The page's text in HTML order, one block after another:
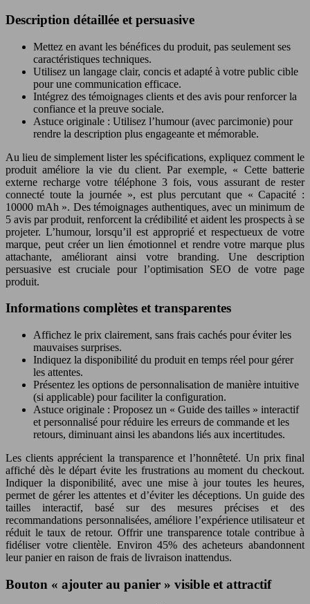
Description détaillée et persuasive
Mettez en avant les bénéfices du produit, pas seulement ses
caractéristiques techniques.
Utilisez un langage clair, concis et adapté à votre public cible
pour une communication efficace.
Intégrez des témoignages clients et des avis pour renforcer la
confiance et la preuve sociale.
Astuce originale : Utilisez l’humour (avec parcimonie) pour
rendre la description plus engageante et mémorable.
Au lieu de simplement lister les spécifications, expliquez comment le
produit améliore la vie du client. Par exemple, « Cette batterie
externe recharge votre téléphone 3 fois, vous assurant de rester
connecté toute la journée », est plus percutant que « Capacité :
10000 mAh ». Des témoignages authentiques, avec un minimum de
5 avis par produit, renforcent la crédibilité et aident les prospects à se
projeter. L’humour, lorsqu’il est approprié et respectueux de votre
marque, peut créer un lien émotionnel et rendre votre marque plus
attachante, améliorant ainsi votre branding. Une description
persuasive est cruciale pour l’optimisation SEO de votre page
produit.
Informations complètes et transparentes
Affichez le prix clairement, sans frais cachés pour éviter les
mauvaises surprises.
Indiquez la disponibilité du produit en temps réel pour gérer
les attentes.
Présentez les options de personnalisation de manière intuitive
(si applicable) pour faciliter la configuration.
Astuce originale : Proposez un « Guide des tailles » interactif
et personnalisé pour réduire les erreurs de commande et les
retours, diminuant ainsi les abandons liés aux incertitudes.
Les clients apprécient la transparence et l’honnêteté. Un prix final
affiché dès le départ évite les frustrations au moment du checkout.
Indiquer la disponibilité, avec une mise à jour toutes les heures,
permet de gérer les attentes et d’éviter les déceptions. Un guide des
tailles interactif, basé sur des mesures précises et des
recommandations personnalisées, améliore l’expérience utilisateur et
réduit le taux de retour. Offrir une transparence totale contribue à
fidéliser votre clientèle. Environ 45% des acheteurs abandonnent
leur panier en raison de frais de livraison inattendus.
Bouton « ajouter au panier » visible et attractif